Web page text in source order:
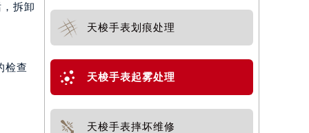
拆卸
检查
天梭手表划痕处理
天梭手表起雾处理
天梭手表摔坏维修